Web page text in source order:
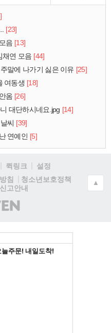
[23]
음 [13]
채연 모음 [44]
말에 나가기 싫은 이유 [25]
여동생 [18]
옴 [26]
대단하시네요.jpg [14]
씨 [39]
연예인 [5]
퀵링크
설정
침
청소년보호정책
고안내
)
▲